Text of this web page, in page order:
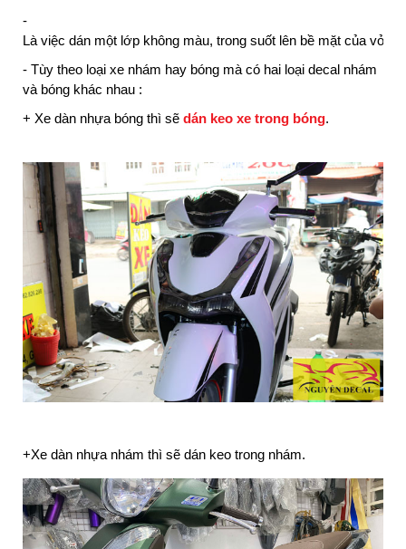
-
Là việc dán một lớp không màu, trong suốt lên bề mặt của vỏ
- Tùy theo loại xe nhám hay bóng mà có hai loại decal nhám
và bóng khác nhau :
+ Xe dàn nhựa bóng thì sẽ dán keo xe trong bóng.
+Xe dàn nhựa nhám thì sẽ dán keo trong nhám.